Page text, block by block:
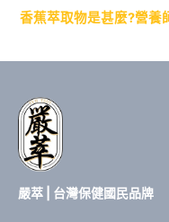
香蕉萃取物是甚麼?營養
嚴萃 | 台灣保健國民品牌